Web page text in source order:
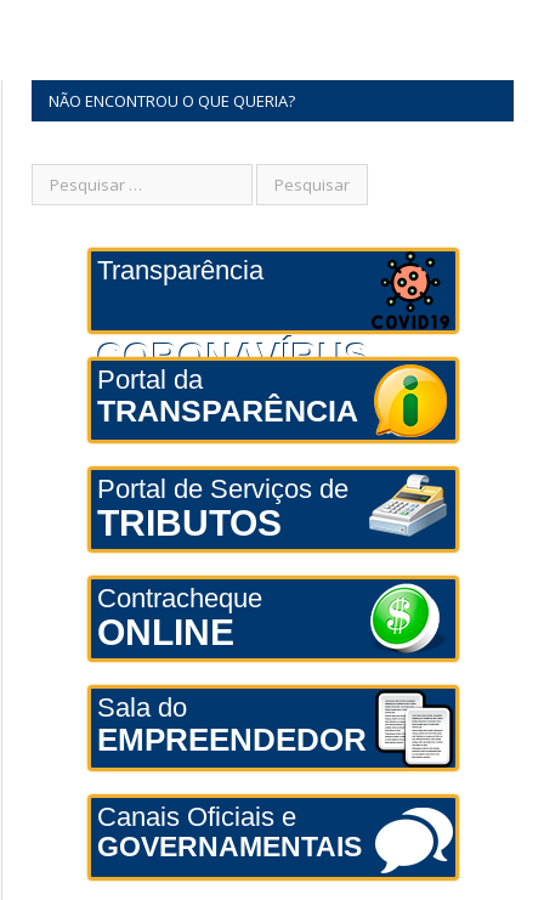
NÃO ENCONTROU O QUE QUERIA?
Transparência
CORONAVÍRUS
Portal da
TRANSPARÊNCIA
Portal de Serviços de
TRIBUTOS
Contracheque
ONLINE
Sala do
EMPREENDEDOR
Canais Oficiais e
GOVERNAMENTAIS